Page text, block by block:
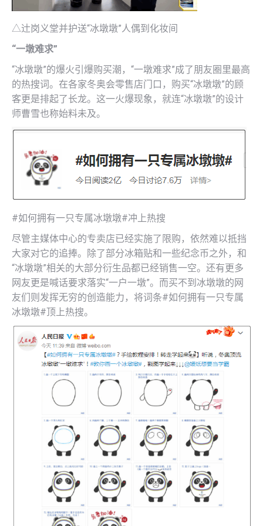
△辻岗义堂并护送“冰墩墩”人偶到化妆间
“一墩难求”
“冰墩墩”的爆火引爆购买潮，“一墩难求”成了朋友圈里最高
的热搜词。在各家冬奥会零售店门口，购买“冰墩墩”的顾
客更是排起了长龙。这一火爆现象，就连“冰墩墩”的设计
师曹雪也称始料未及。
#如何拥有一只专属冰墩墩#冲上热搜
尽管主媒体中心的专卖店已经实施了限购，依然难以抵挡
大家对它的追捧。除了部分冰箱贴和一些纪念币之外，和
“冰墩墩”相关的大部分衍生品都已经销售一空。还有更多
网友更是喊话要求落实“一户一墩”。而买不到冰墩墩的网
友们则发挥无穷的创造能力，将词条#如何拥有一只专属
冰墩墩#顶上热搜。